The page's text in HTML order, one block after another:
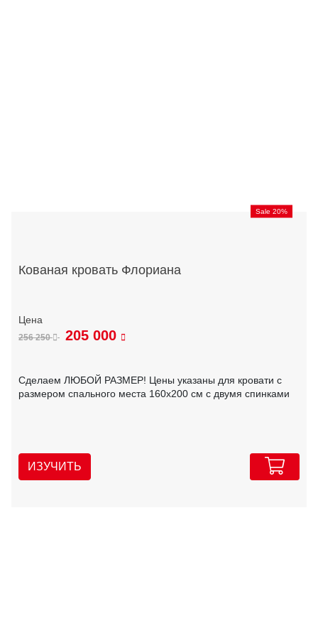
Sale 20%
Кованая кровать Флориана
256 250 205 000
Сделаем ЛЮБОЙ РАЗМЕР! Цены указаны для кровати с
размером спального места 160х200 см с двумя спинками
ИЗУЧИТЬ